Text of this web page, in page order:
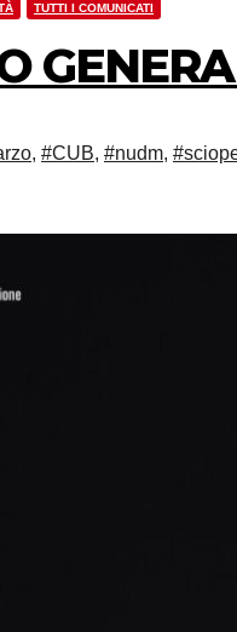
TUTTI I COMUNICATI
, #CUB, #nudm,